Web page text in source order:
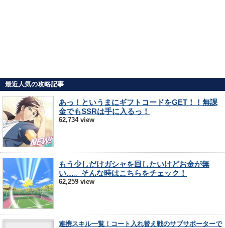
最近人気の攻略記事
あっ！というまにギフトコードをGET！！無課
金でもSSRは手に入るっ！
62,734 view
もう少しだけガシャを回したいけどお金が無
い…。そんな時はこちらをチェック！
62,259 view
連携スキル一覧！コート入れ替え戦のサブサポーターで